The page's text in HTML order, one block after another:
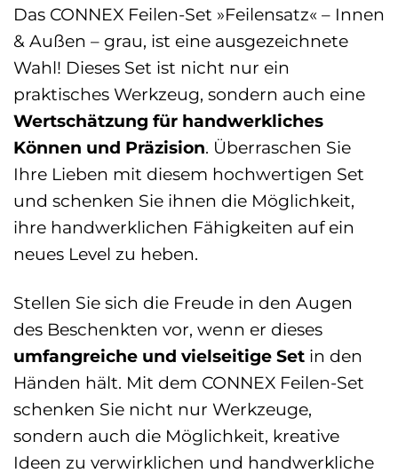
Das CONNEX Feilen-Set »Feilensatz« – Innen
& Außen – grau, ist eine ausgezeichnete
Wahl! Dieses Set ist nicht nur ein
praktisches Werkzeug, sondern auch eine
Wertschätzung für handwerkliches
Können und Präzision. Überraschen Sie
Ihre Lieben mit diesem hochwertigen Set
und schenken Sie ihnen die Möglichkeit,
ihre handwerklichen Fähigkeiten auf ein
neues Level zu heben.
Stellen Sie sich die Freude in den Augen
des Beschenkten vor, wenn er dieses
umfangreiche und vielseitige Set in den
Händen hält. Mit dem CONNEX Feilen-Set
schenken Sie nicht nur Werkzeuge,
sondern auch die Möglichkeit, kreative
Ideen zu verwirklichen und handwerkliche